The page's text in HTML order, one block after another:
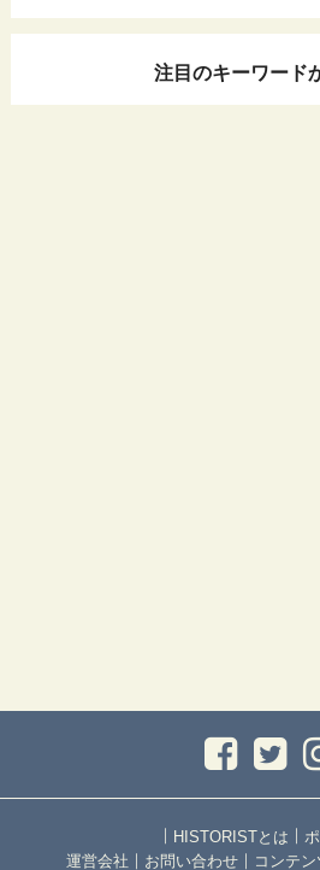
注目のキーワード
｜ HISTORISTとは ｜
運営会社 ｜ お問い合わせ ｜ コンテ